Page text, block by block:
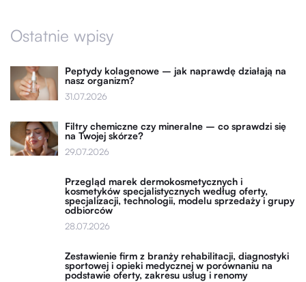
Ostatnie wpisy
Peptydy kolagenowe – jak naprawdę działają na
nasz organizm?
31.07.2026
Filtry chemiczne czy mineralne – co sprawdzi się
na Twojej skórze?
29.07.2026
Przegląd marek dermokosmetycznych i
kosmetyków specjalistycznych według oferty,
specjalizacji, technologii, modelu sprzedaży i grupy
odbiorców
28.07.2026
Zestawienie firm z branży rehabilitacji, diagnostyki
sportowej i opieki medycznej w porównaniu na
podstawie oferty, zakresu usług i renomy